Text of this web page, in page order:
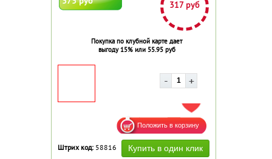
317 руб
Покупка по клубной карте дает
выгоду 15% или 55.95 руб
ДОБАВИТЬ В ИЗБРАННОЕ
Штрих код: 58816